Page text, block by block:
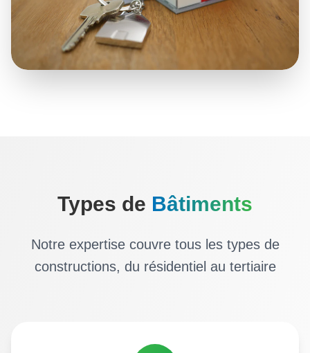
Types de Bâtiments
Notre expertise couvre tous les types de
constructions, du résidentiel au tertiaire